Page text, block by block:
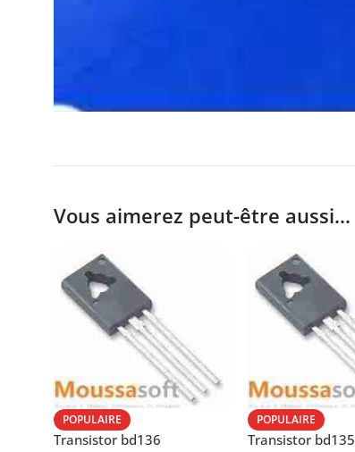
Vous aimerez peut-être aussi…
POPULAIRE
Transistor bd136
POPULAIRE
Transistor bd135